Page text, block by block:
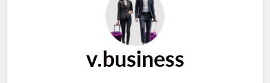
v.business